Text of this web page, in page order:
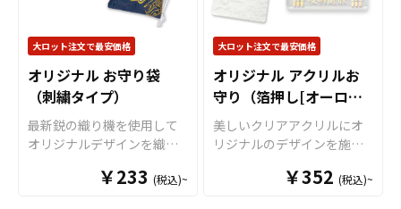
特許出願中）は多く
のペットボトルにしっかり
フィットし、選べる6色のカ
ラーラインナップで作品世
界に合わせた表現が可能。
アクスタ部分はダイカット
加工に対応しており、キャ
ラクター・ロゴ・シンボル
など自由な形状で制作でき
ます。場所を取らないミニ
サイズながら、飾り映えす
技術で、細かなデザインや
グラデーション、写真など
もきれいに表現できます。
「片面印刷」「両面印刷」
「箔押し」「ハイブリッド
印刷」に対応可能で、奥行
き感のある美しい仕上がり
のアクリル絵馬を制作でき
ます。 サイズは用途やター
ゲットに合わせて選べる
S/M/Lの3サイズをご用意。
大ロット注文で最安価格
オリジナル お守り袋
（刺繍タイプ）
最新鋭の織り機を使用して
オリジナルデザインを織り
ナル お守り袋(刺繍タイ
￥233 (税込)~
大ロット注文で最安価格
オリジナル アクリルお
守り（箔押し[オーロ
ラ]）
美しいクリアアクリルにオ
リジナルのデザインを施す
アクリルお守り」です。 ア
￥352 (税込)~